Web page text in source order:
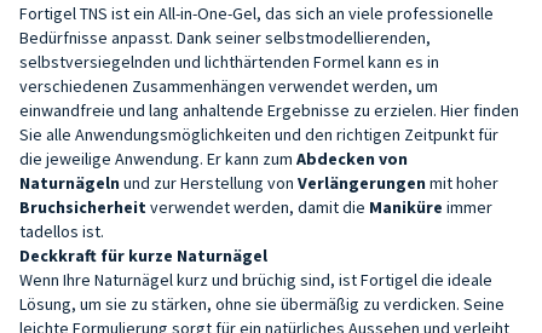
Fortigel TNS ist ein All-in-One-Gel, das sich an viele professionelle
Bedürfnisse anpasst. Dank seiner selbstmodellierenden,
selbstversiegelnden und lichthärtenden Formel kann es in
verschiedenen Zusammenhängen verwendet werden, um
einwandfreie und lang anhaltende Ergebnisse zu erzielen. Hier finden
Sie alle Anwendungsmöglichkeiten und den richtigen Zeitpunkt für
die jeweilige Anwendung. Er kann zum Abdecken von
Naturnägeln und zur Herstellung von Verlängerungen mit hoher
Bruchsicherheit verwendet werden, damit die Maniküre immer
tadellos ist.
Deckkraft für kurze Naturnägel
Wenn Ihre Naturnägel kurz und brüchig sind, ist Fortigel die ideale
Lösung, um sie zu stärken, ohne sie übermäßig zu verdicken. Seine
leichte Formulierung sorgt für ein natürliches Aussehen und verleiht